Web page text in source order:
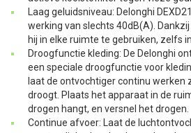
Laag geluidsniveau: Delonghi
werking van slechts 40dB(A).
hij in elke ruimte te gebruiken, zelfs
Droogfunctie kleding: De Delonghi
een speciale droogfunctie voor
laat de ontvochtiger continu werken
droogt. Plaats het apparaat in de
drogen hangt, en versnel het drogen.
Continue afvoer: Laat de